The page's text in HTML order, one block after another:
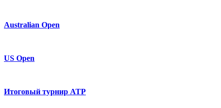
Australian Open
US Open
Итоговый турнир ATP